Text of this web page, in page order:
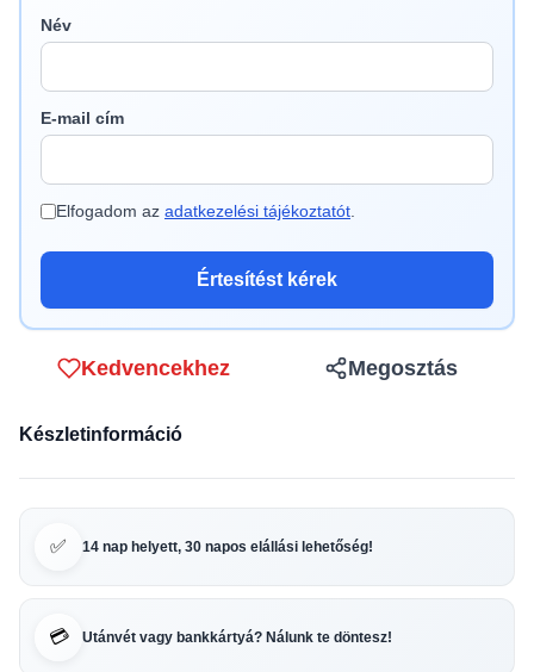
Név
E-mail cím
Elfogadom az adatkezelési tájékoztatót
Értesítést kérek
Kedvencekhez Megosztás
Készletinformáció
✅ 14 nap helyett, 30 napos elállási lehetőség!
💳 Utánvét vagy bankkártyá? Nálunk te döntesz!